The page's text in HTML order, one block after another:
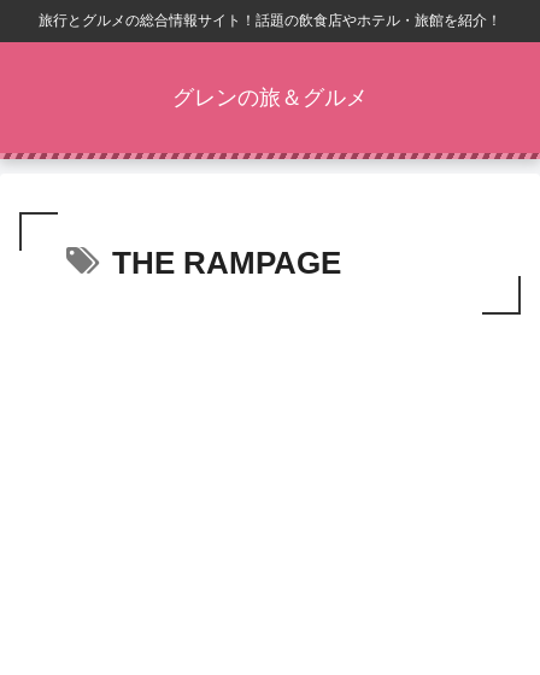
旅行とグルメの総合情報サイト！話題の飲食店やホテル・旅館を紹介！
グレンの旅＆グルメ
THE RAMPAGE